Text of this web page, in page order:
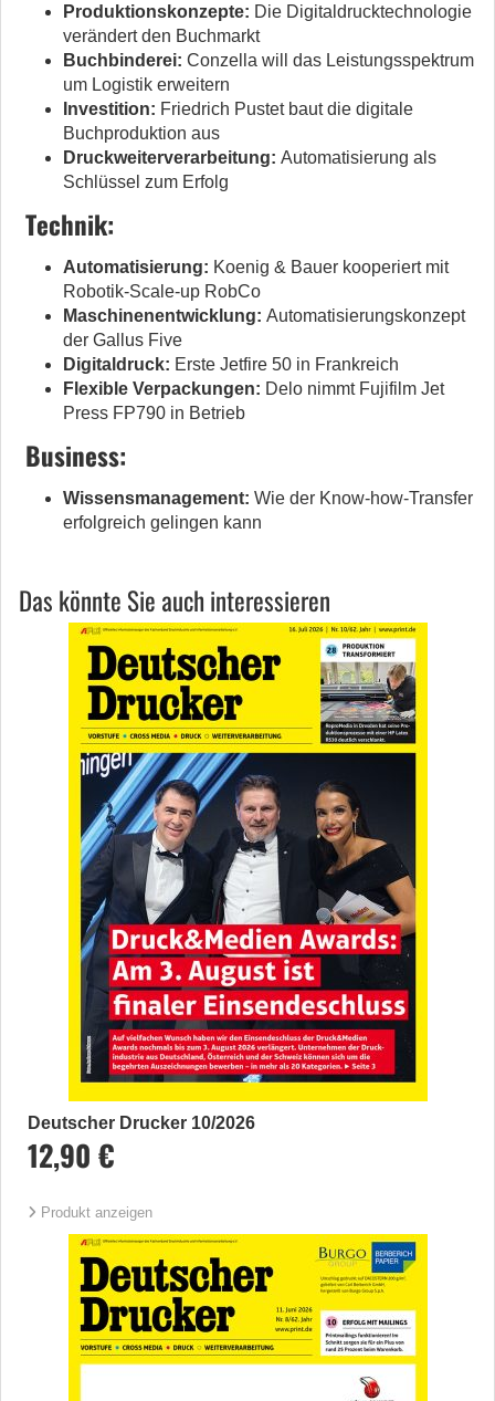
Produktionskonzepte: Die Digitaldrucktechnologie
verändert den Buchmarkt
Buchbinderei: Conzella will das Leistungsspektrum
um Logistik erweitern
Investition: Friedrich Pustet baut die digitale
Buchproduktion aus
Druckweiterverarbeitung: Automatisierung als
Schlüssel zum Erfolg
Technik:
Automatisierung: Koenig & Bauer kooperiert mit
Robotik-Scale-up RobCo
Maschinenentwicklung: Automatisierungskonzept
der Gallus Five
Digitaldruck: Erste Jetfire 50 in Frankreich
Flexible Verpackungen: Delo nimmt Fujifilm Jet
Press FP790 in Betrieb
Business:
Wissensmanagement: Wie der Know-how-Transfer
erfolgreich gelingen kann
Das könnte Sie auch interessieren
Deutscher Drucker 10/2026
12,90 €
Produkt anzeigen